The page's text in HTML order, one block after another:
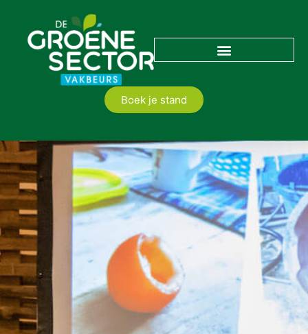
Boek je stand